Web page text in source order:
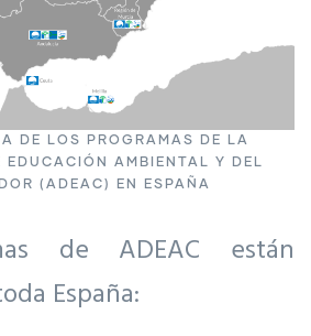
DE LOS PROGRAMAS DE LA
EDUCACIÓN AMBIENTAL Y DEL
(ADEAC) EN ESPAÑA
de ADEAC están
España: